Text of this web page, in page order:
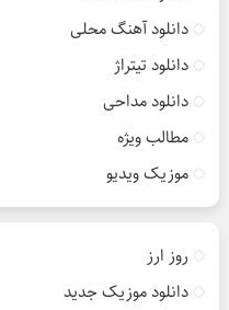
دانلود آهنگ محلی
دانلود تیتراژ
دانلود مداحی
مطالب ویژه
موزیک ویدیو
روز ارز
دانلود موزیک جدید